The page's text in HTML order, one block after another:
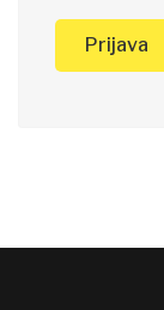
Prijava